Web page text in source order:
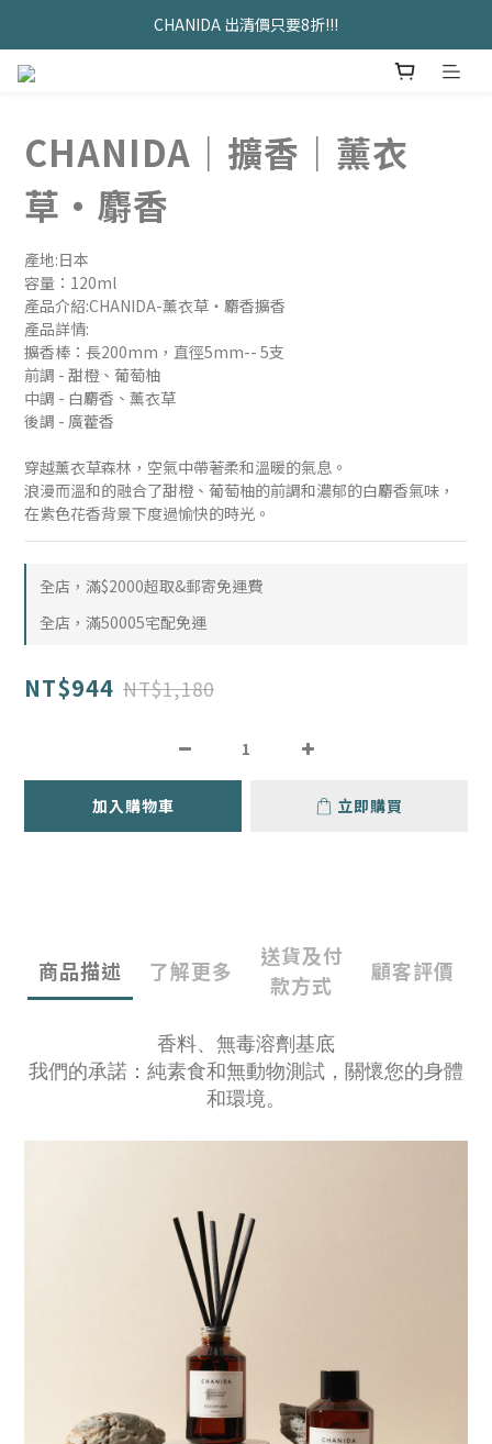
久坐神器>>坐&靠墊組合只要$1488
CHANIDA 出清價只要8折!!!
CHANIDA｜擴香｜薰衣
草・麝香
產地:日本
容量：120ml
產品介紹:CHANIDA-薰衣草・麝香擴香
產品詳情:
擴香棒：長200mm，直徑5mm-- 5支
前調 - 甜橙、葡萄柚
中調 - 白麝香、薰衣草
後調 - 廣藿香
穿越薰衣草森林，空氣中帶著柔和溫暖的氣息。
浪漫而溫和的融合了甜橙、葡萄柚的前調和濃郁的白麝香氣味，
在紫色花香背景下度過愉快的時光。
全店，滿$2000超取&郵寄免運費
全店，滿50005宅配免運
NT$944 NT$1,180
加入購物車 立即購買
商品描述 了解更多
送貨及付
款方式
顧客評價
香料、無毒溶劑基底
我們的承諾：純素食和無動物測試，關懷您的身體
和環境。